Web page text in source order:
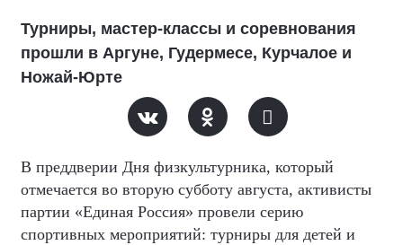
Турниры, мастер-классы и соревнования
прошли в Аргуне, Гудермесе, Курчалое и
Ножай-Юрте
В преддверии Дня физкультурника, который
отмечается во вторую субботу августа, активисты
партии «Единая Россия» провели серию
спортивных мероприятий: турниры для детей и